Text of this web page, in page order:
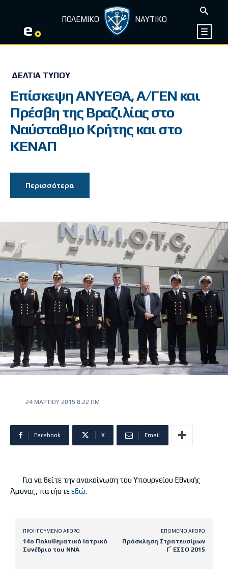
e ΠΟΛΕΜΙΚΟ ΝΑΥΤΙΚΟ
ΔΕΛΤΊΑ ΤΎΠΟΥ
Επίσκεψη ΑΝΥΕΘΑ, Α/ΓΕΝ και
Πρέσβη της Βραζιλίας στο
Ναύσταθμο Κρήτης και στο
ΚΕΝΑΠ
Περισσότερα
24 ΜΑΡΤΊΟΥ 2015 8:22 ΠΜ
Facebook X Email
Για να δείτε την ανακοίνωση του Υπουργείου Εθνικής
Άμυνας, πατήστεεδώ.
ΠΡΟΗΓΟΎΜΕΝΟ ΆΡΘΡΟ
14ο Πολυθεματικό Ιατρικό
Συνέδριο του ΝΝΑ
ΕΠΌΜΕΝΟ ΆΡΘΡΟ
Πρόσκληση Στρατευσίμων
Γ ́ ΕΣΣΟ 2015